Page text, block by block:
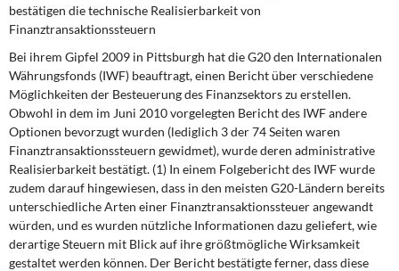
bestätigen die technische Rea­lisierbarkeit von
Finanztransaktionssteuern
Bei ihrem Gipfel 2009 in Pittsburgh hat die G20 den Internationalen
Währungsfonds (IWF) beauf­tragt, einen Bericht über verschiedene
Möglichkeiten der Besteuerung des Finanzsektors zu er­stellen.
Obwohl in dem im Juni 2010 vorgelegten Bericht des IWF andere
Optionen bevorzugt wurden (lediglich 3 der 74 Seiten waren
Finanztransaktionssteuern gewidmet), wurde deren ad­ministrative
Realisierbarkeit bestätigt. (1) In einem Folgebericht des IWF wurde
zudem darauf hin­gewiesen, dass in den meisten G20-Ländern bereits
unterschiedliche Arten einer Finanztransak­tionssteuer angewandt
würden, und es wurden nützliche Informationen dazu geliefert, wie
derar­tige Steuern mit Blick auf ihre größtmögliche Wirksamkeit
gestaltet werden können. Der Bericht bestätigte ferner, dass diese